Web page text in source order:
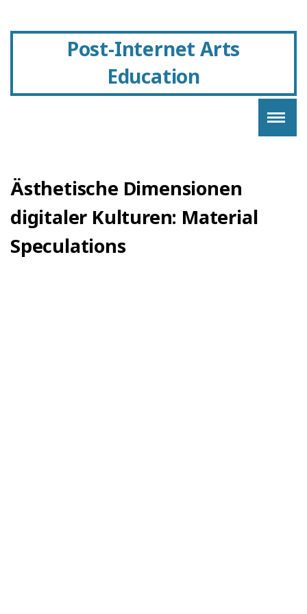
Post-Internet Arts
Education
Ästhetische Dimensionen
digitaler Kulturen: Material
Speculations